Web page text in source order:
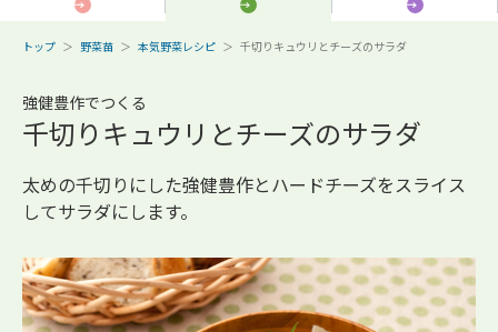
トップ 野菜苗 本気野菜レシピ 千切りキュウリとチーズのサラダ
強健豊作でつくる
千切りキュウリとチーズのサラダ
太めの千切りにした強健豊作とハードチーズをスライス
してサラダにします。